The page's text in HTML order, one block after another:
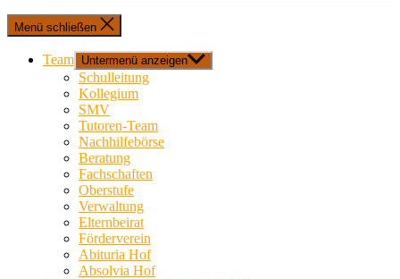
Menü schließen
Team Untermenü anzeigen
Schulleitung
Kollegium
SMV
Tutoren-Team
Nachhilfebörse
Beratung
Fachschaften
Oberstufe
Verwaltung
Elternbeirat
Förderverein
Abituria Hof
Absolvia Hof